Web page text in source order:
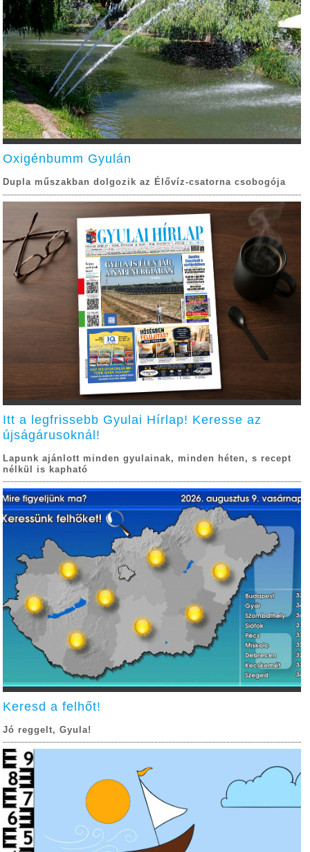
Oxigénbumm Gyulán
Dupla műszakban dolgozik az Élővíz-csatorna csobogója
Itt a legfrissebb Gyulai Hírlap! Keresse az
újságárusoknál!
Lapunk ajánlott minden gyulainak, minden héten, s recept
nélkül is kapható
Keresd a felhőt!
Jó reggelt, Gyula!